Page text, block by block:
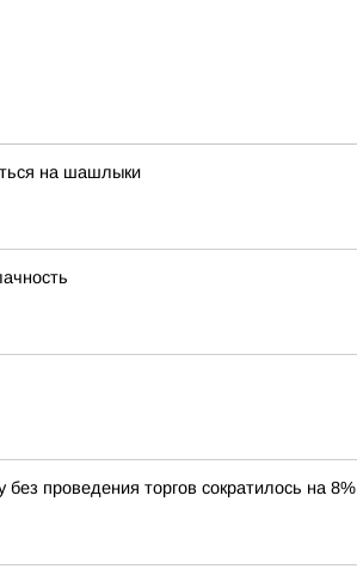
на шашлыки
проведения торгов сократилось на 8%